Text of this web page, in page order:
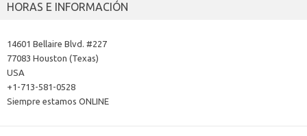
HORAS E INFORMACIÓN
14601 Bellaire Blvd. #227
77083 Houston (Texas)
USA
+1-713-581-0528
Siempre estamos ONLINE